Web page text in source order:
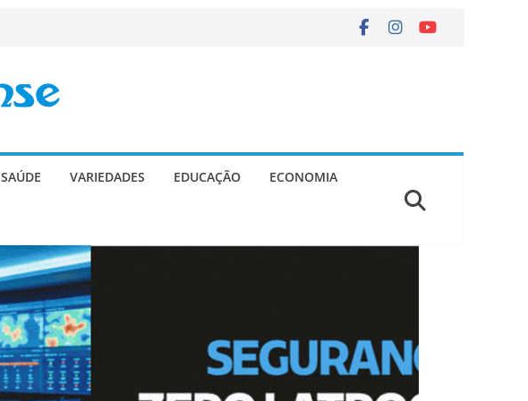
SAÚDE VARIEDADES EDUCAÇÃO ECONOMIA